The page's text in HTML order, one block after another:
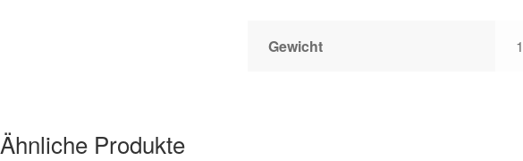
Gewicht
Ähnliche Produkte